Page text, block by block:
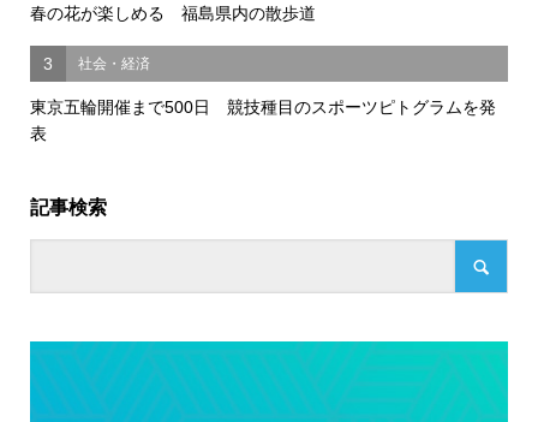
春の花が楽しめる 福島県内の散歩道
3 社会・経済
東京五輪開催まで500日 競技種目のスポーツピトグラムを発
表
記事検索